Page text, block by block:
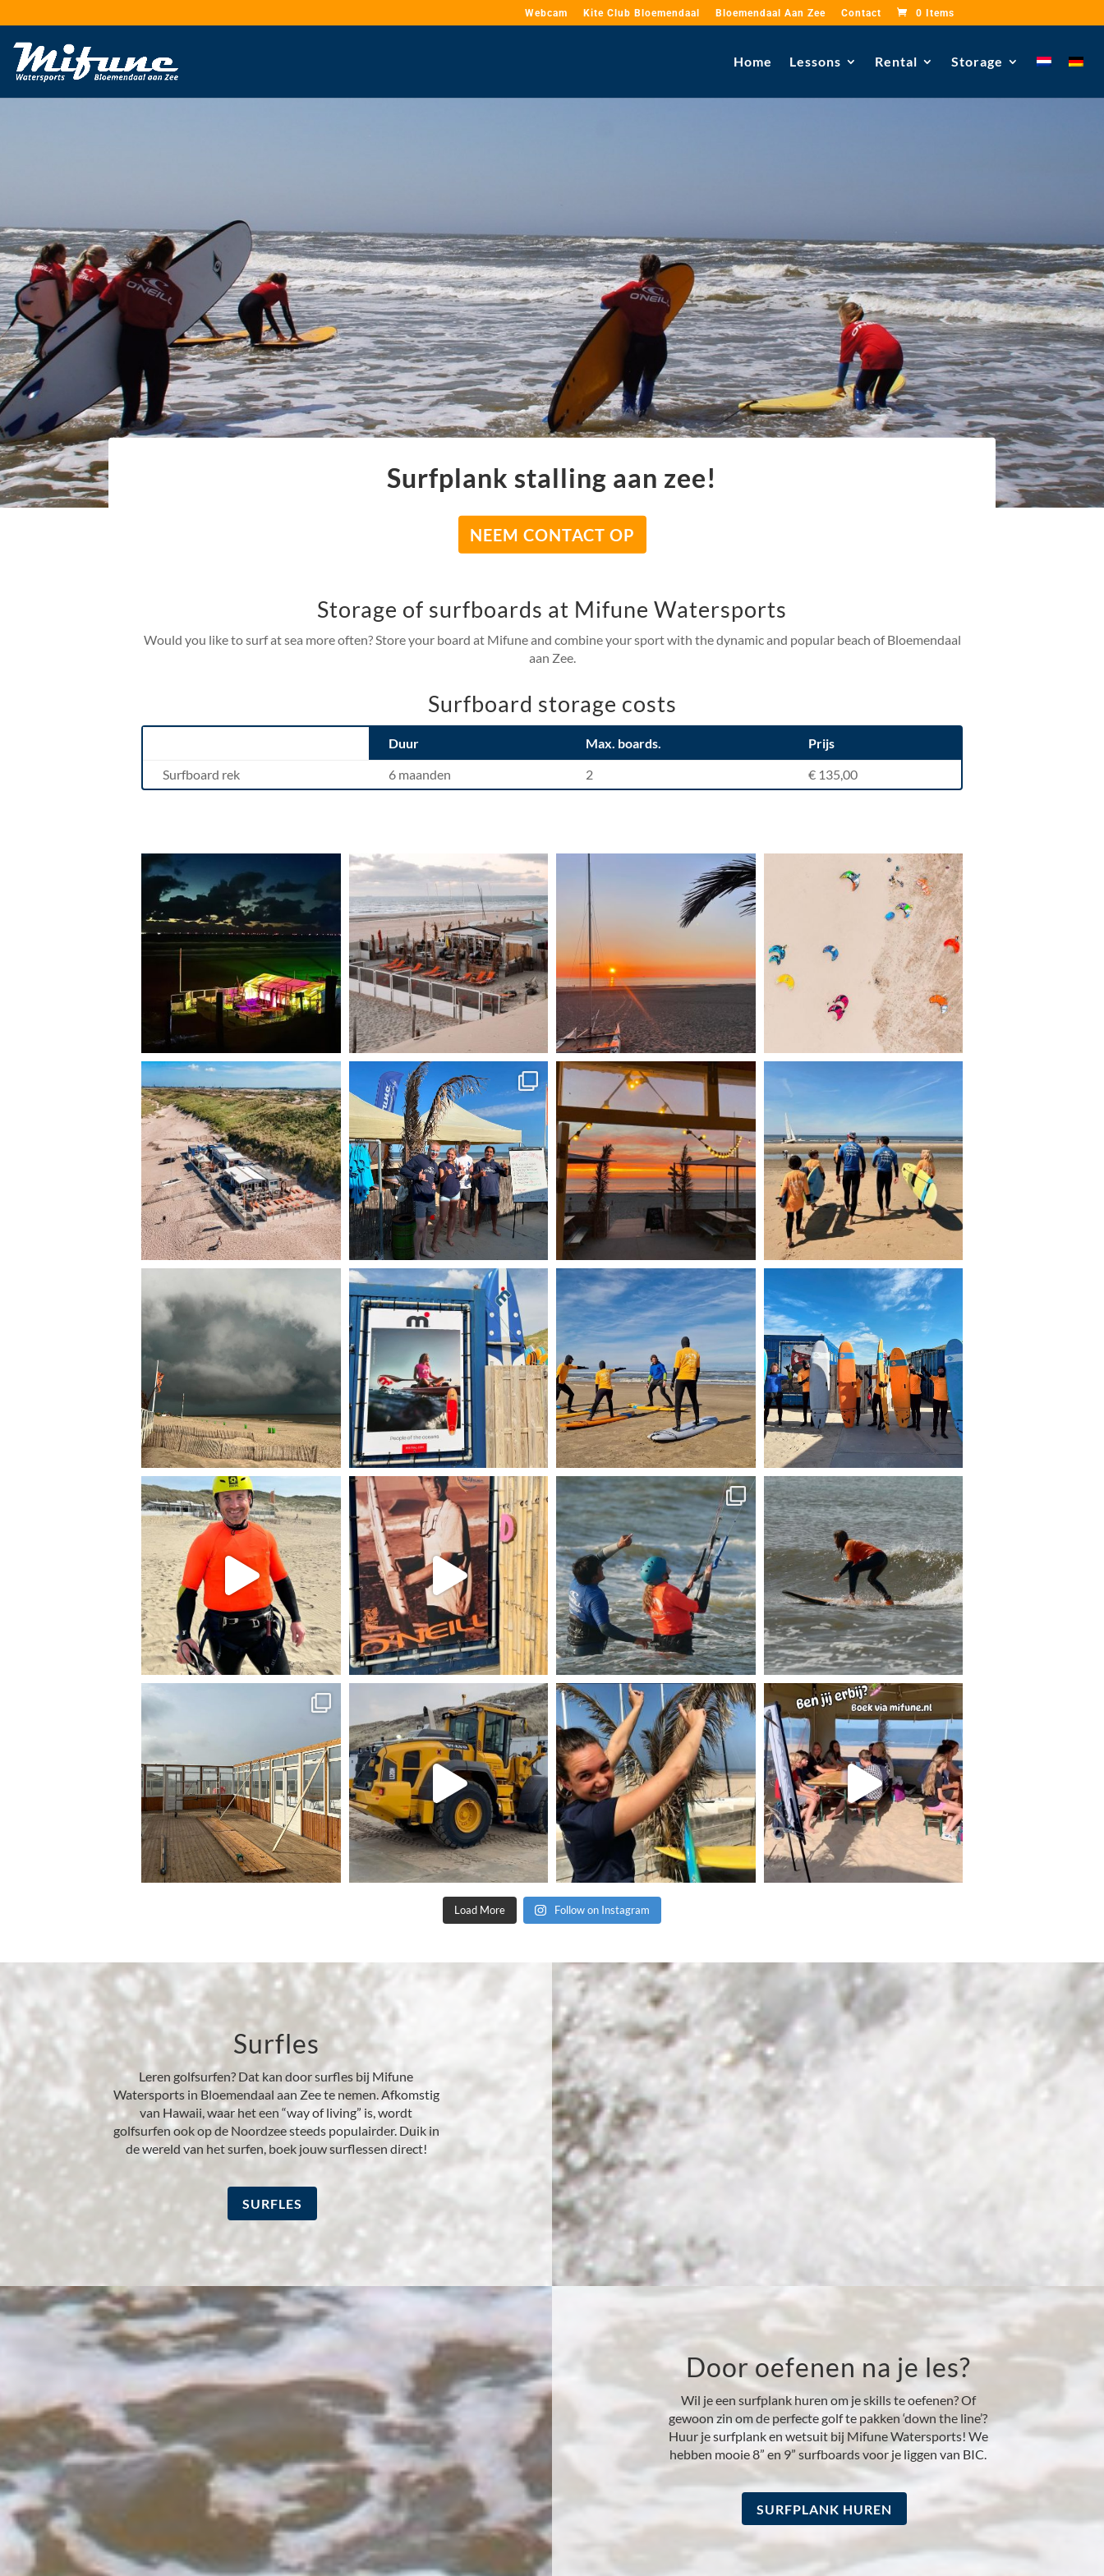
Webcam Kite Club Bloemendaal Bloemendaal Aan Zee Contact 0 Items
Home Lessons Rental Storage
Surfplank stalling aan zee!
NEEM CONTACT OP
Storage of surfboards at Mifune Watersports
Would you like to surf at sea more often? Store your board at Mifune and combine your sport with the dynamic and popular beach of Bloemendaal
aan Zee.
Surfboard storage costs
Duur Max. boards.
Prijs
Surfboard rek
6 maanden 2 € 135,00
Load More Follow on Instagram
Surfles
Leren golfsurfen? Dat kan door surfles bij Mifune
Watersports in Bloemendaal aan Zee te nemen. Afkomstig
van Hawaii, waar het een “way of living” is, wordt
golfsurfen ook op de Noordzee steeds populairder. Duik in
de wereld van het surfen, boek jouw surflessen direct!
SURFLES
Door oefenen na je les?
Wil je een surfplank huren om je skills te oefenen? Of
gewoon zin om de perfecte golf te pakken ‘down the line’?
Huur je surfplank en wetsuit bij Mifune Watersports! We
hebben mooie 8” en 9” surfboards voor je liggen van BIC.
SURFPLANK HUREN